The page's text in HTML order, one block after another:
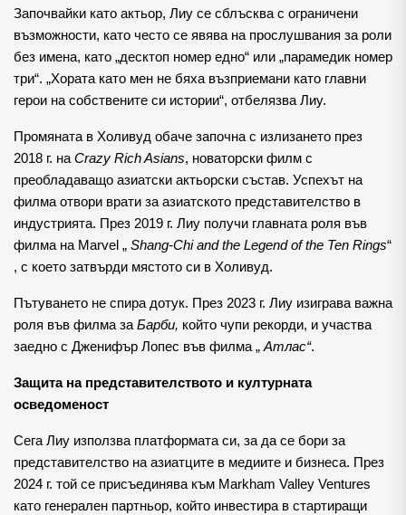
Започвайки като актьор, Лиу се сблъсква с ограничени
възможности, като често се явява на прослушвания за роли
без имена, като „десктоп номер едно“ или „парамедик номер
три“. „Хората като мен не бяха възприемани като главни
герои на собствените си истории“, отбелязва Лиу.
Промяната в Холивуд обаче започна с излизането през
2018 г. на Crazy Rich Asians, новаторски филм с
преобладаващо азиатски актьорски състав. Успехът на
филма отвори врати за азиатското представителство в
индустрията. През 2019 г. Лиу получи главната роля във
филма на Marvel „ Shang-Chi and the Legend of the Ten Rings“
, с което затвърди мястото си в Холивуд.
Пътуването не спира дотук. През 2023 г. Лиу изиграва важна
роля във филма за Барби, който чупи рекорди, и участва
заедно с Дженифър Лопес във филма „ Атлас“.
Защита на представителството и културната
осведоменост
Сега Лиу използва платформата си, за да се бори за
представителство на азиатците в медиите и бизнеса. През
2024 г. той се присъединява към Markham Valley Ventures
като генерален партньор, който инвестира в стартиращи